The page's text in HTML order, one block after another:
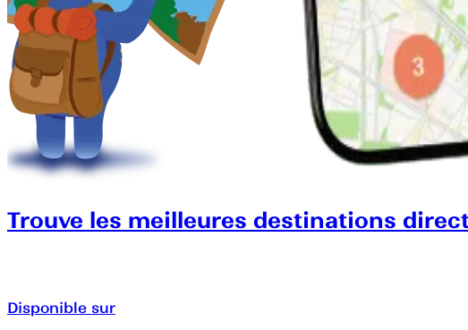
Trouve les meilleures destinations
Disponible sur